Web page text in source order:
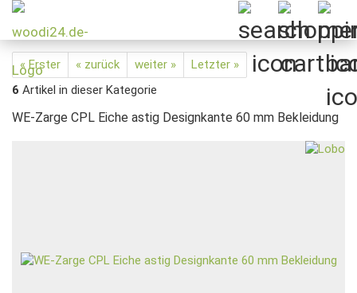
« Erster « zurück weiter »
Letzter »
6 Artikel in dieser Kategorie
WE-Zarge CPL Eiche astig Designkante 60 mm Bekleidung